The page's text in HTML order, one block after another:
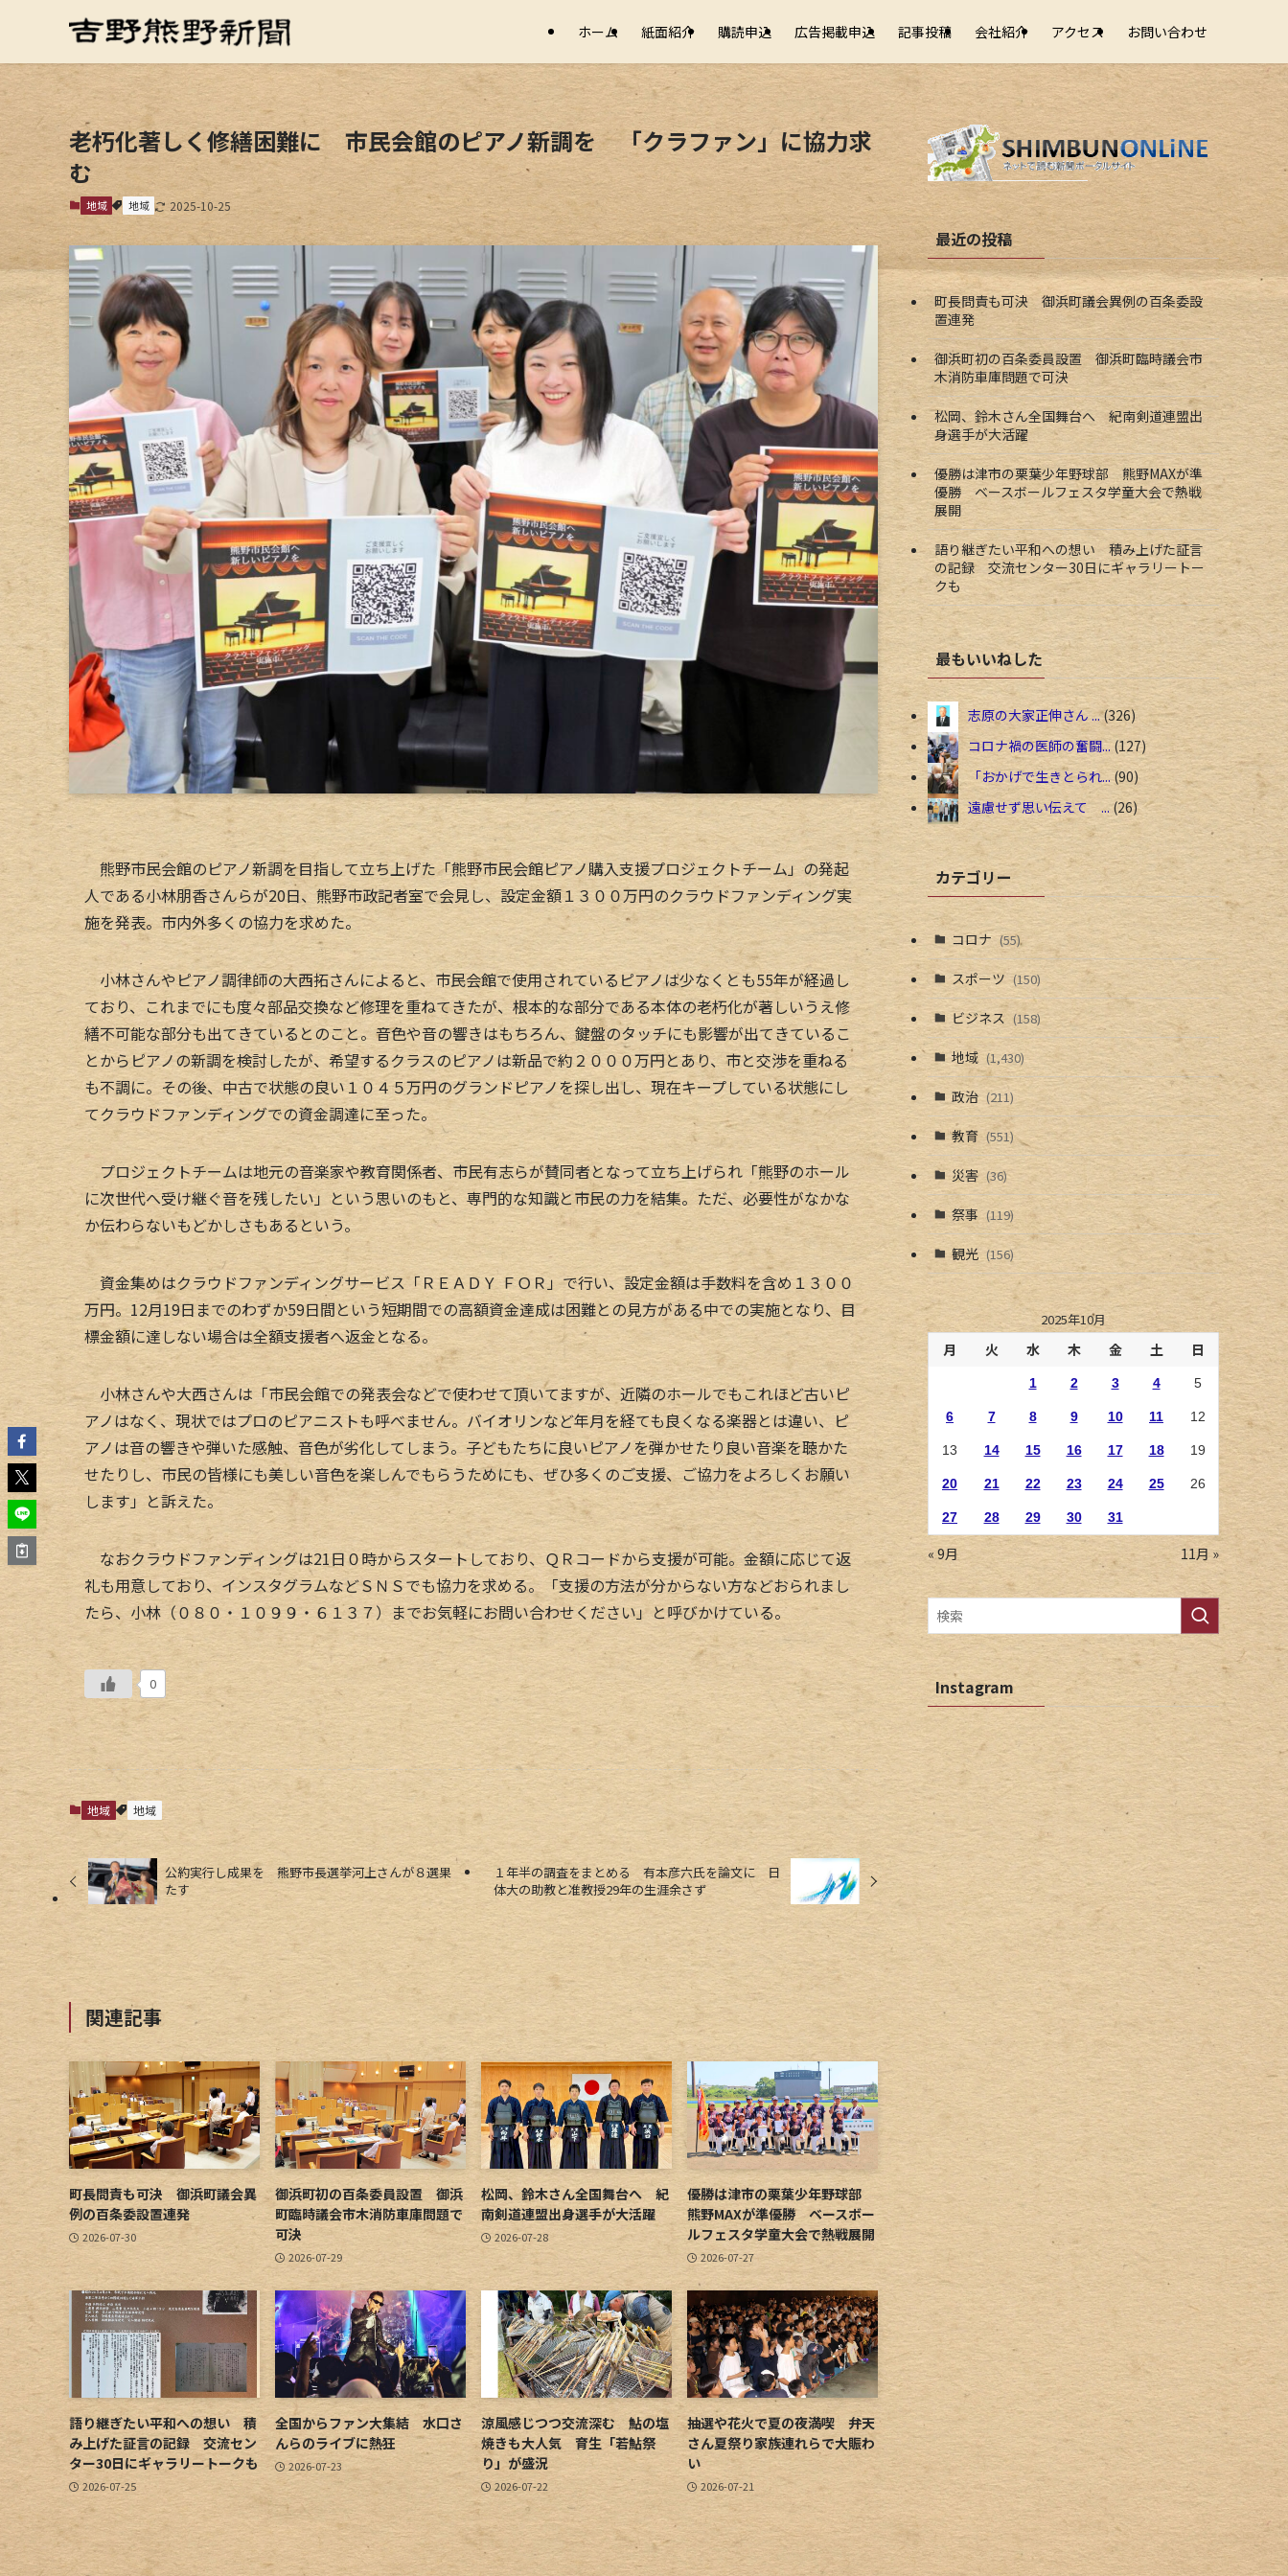
ホーム 紙面紹介 購読申込 広告掲載申込 記事投稿 会社紹介 アクセス お問い合わせ
老朽化著しく修繕困難に 市民会館のピアノ新調を 「クラファン」に協力求
む
地域 地域 2025-10-25
熊野市民会館のピアノ新調を目指して立ち上げた「熊野市民会館ピアノ購入支援プロジェクトチーム」の発起
人である小林朋香さんらが20日、熊野市政記者室で会見し、設定金額１３００万円のクラウドファンディング実
施を発表。市内外多くの協力を求めた。
小林さんやピアノ調律師の大西拓さんによると、市民会館で使用されているピアノは少なくとも55年が経過し
ており、これまでにも度々部品交換など修理を重ねてきたが、根本的な部分である本体の老朽化が著しいうえ修
繕不可能な部分も出てきているとのこと。音色や音の響きはもちろん、鍵盤のタッチにも影響が出てきているこ
とからピアノの新調を検討したが、希望するクラスのピアノは新品で約２０００万円とあり、市と交渉を重ねる
も不調に。その後、中古で状態の良い１０４５万円のグランドピアノを探し出し、現在キープしている状態にし
てクラウドファンディングでの資金調達に至った。
プロジェクトチームは地元の音楽家や教育関係者、市民有志らが賛同者となって立ち上げられ「熊野のホール
に次世代へ受け継ぐ音を残したい」という思いのもと、専門的な知識と市民の力を結集。ただ、必要性がなかな
か伝わらないもどかしさもあるという。
資金集めはクラウドファンディングサービス「ＲＥＡＤＹ ＦＯＲ」で行い、設定金額は手数料を含め１３００
万円。12月19日までのわずか59日間という短期間での高額資金達成は困難との見方がある中での実施となり、目
標金額に達しない場合は全額支援者へ返金となる。
小林さんや大西さんは「市民会館での発表会などで使わせて頂いてますが、近隣のホールでもこれほど古いピ
アノはなく、現状ではプロのピアニストも呼べません。バイオリンなど年月を経ても良くなる楽器とは違い、ピ
アノは音の響きや弾いた感触、音色が劣化してしまう。子どもたちに良いピアノを弾かせたり良い音楽を聴かた
せたりし、市民の皆様にも美しい音色を楽しんでもらうためにも、ぜひ多くのご支援、ご協力をよろしくお願い
します」と訴えた。
なおクラウドファンディングは21日０時からスタートしており、ＱＲコードから支援が可能。金額に応じて返
礼も用意しており、インスタグラムなどＳＮＳでも協力を求める。「支援の方法が分からない方などおられまし
たら、小林（０８０・１０９９・６１３７）までお気軽にお問い合わせください」と呼びかけている。
0
地域 地域
公約実行し成果を 熊野市長選挙河上さんが８選果
たす
１年半の調査をまとめる 有本彦六氏を論文に 日
体大の助教と准教授29年の生涯余さず
関連記事
町長問責も可決 御浜町議会異
例の百条委設置連発
2026-07-30
御浜町初の百条委員設置 御浜
町臨時議会市木消防車庫問題で
可決
2026-07-29
松岡、鈴木さん全国舞台へ 紀
南剣道連盟出身選手が大活躍
2026-07-28
優勝は津市の栗葉少年野球部
熊野MAXが準優勝 ベースボー
ルフェスタ学童大会で熱戦展開
2026-07-27
語り継ぎたい平和への想い 積
み上げた証言の記録 交流セン
ター30日にギャラリートークも
2026-07-25
全国からファン大集結 水口さ
んらのライブに熱狂
2026-07-23
涼風感じつつ交流深む 鮎の塩
焼きも大人気 育生「若鮎祭
り」が盛況
2026-07-22
抽選や花火で夏の夜満喫 弁天
さん夏祭り家族連れらで大賑わ
い
2026-07-21
最近の投稿
町長問責も可決 御浜町議会異例の百条委設
置連発
御浜町初の百条委員設置 御浜町臨時議会市
木消防車庫問題で可決
松岡、鈴木さん全国舞台へ 紀南剣道連盟出
身選手が大活躍
優勝は津市の栗葉少年野球部 熊野MAXが準
優勝 ベースボールフェスタ学童大会で熱戦
展開
語り継ぎたい平和への想い 積み上げた証言
の記録 交流センター30日にギャラリートー
クも
最もいいねした
志原の大家正伸さん ... 326
コロナ禍の医師の奮闘... 127
「おかげで生きとられ... 90
遠慮せず思い伝えて ... 26
カテゴリー
コロナ (55)
スポーツ (150)
ビジネス (158)
地域 (1,430)
政治 (211)
教育 (551)
災害 (36)
祭事 (119)
観光 (156)
2025年10月
月 火 水 木 金 土 日
1 2 3 4 5
6 7 8 9 10 11 12
13 14 15 16 17 18 19
20 21 22 23 24 25 26
27 28 29 30 31
« 9月 11月 »
Instagram